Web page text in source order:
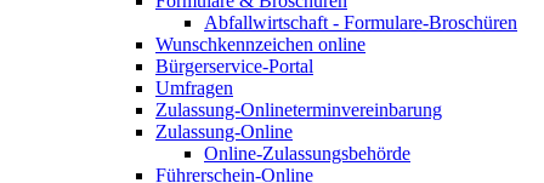
Abfallwirtschaft - Formulare-Broschüren
Wunschkennzeichen online
Bürgerservice-Portal
Umfragen
Zulassung-Onlineterminvereinbarung
Zulassung-Online
Online-Zulassungsbehörde
Führerschein-Online